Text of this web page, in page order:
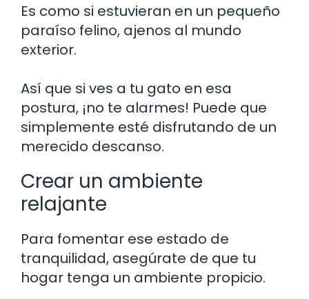
Es como si estuvieran en un pequeño
paraíso felino, ajenos al mundo
exterior.
Así que si ves a tu gato en esa
postura, ¡no te alarmes! Puede que
simplemente esté disfrutando de un
merecido descanso.
Crear un ambiente
relajante
Para fomentar ese estado de
tranquilidad, asegúrate de que tu
hogar tenga un ambiente propicio.